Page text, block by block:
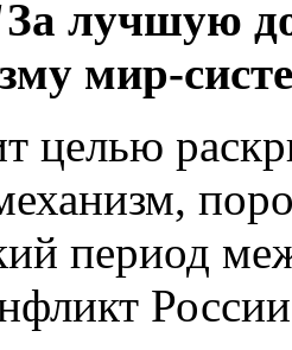
лучшую
мир-
целью
период